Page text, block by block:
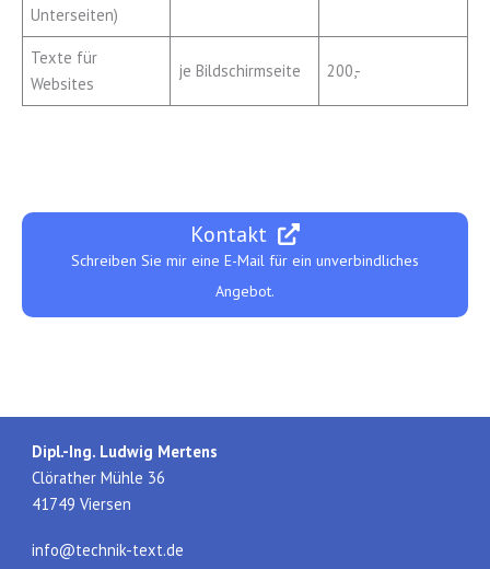
Unterseiten)
Texte für
Websites
je Bildschirmseite 200,-
Kontakt
Schreiben Sie mir eine E-Mail für ein unverbindliches
Angebot.
Dipl.-Ing. Ludwig Mertens
Clörather Mühle 36
41749 Viersen
info@technik-text.de